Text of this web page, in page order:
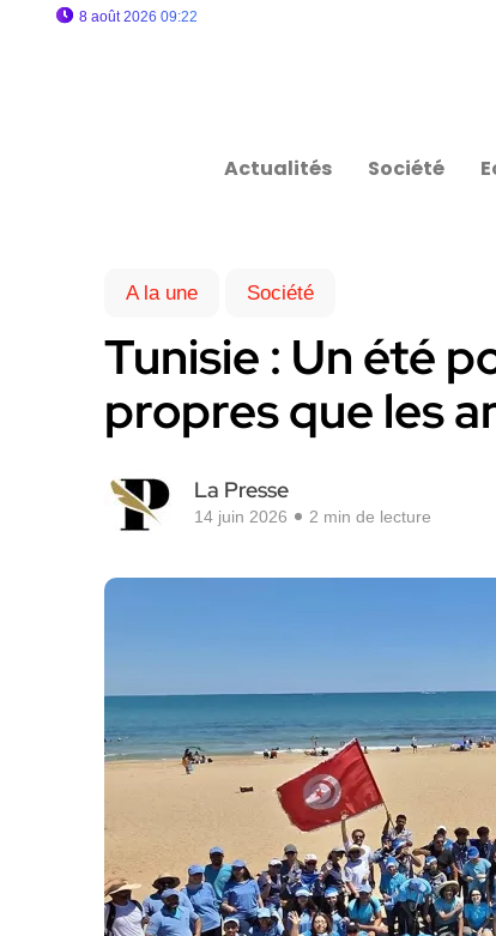
8 août 2026 09:22
Actualités Société
A la une Société
Tunisie : Un été
propres que les
La Presse
14 juin 2026 2 min de lecture